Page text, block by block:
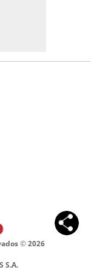
©2026
S.A.